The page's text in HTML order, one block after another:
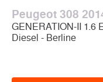
Peugeot 308
GENERATION-II 1.6
Diesel - Berline